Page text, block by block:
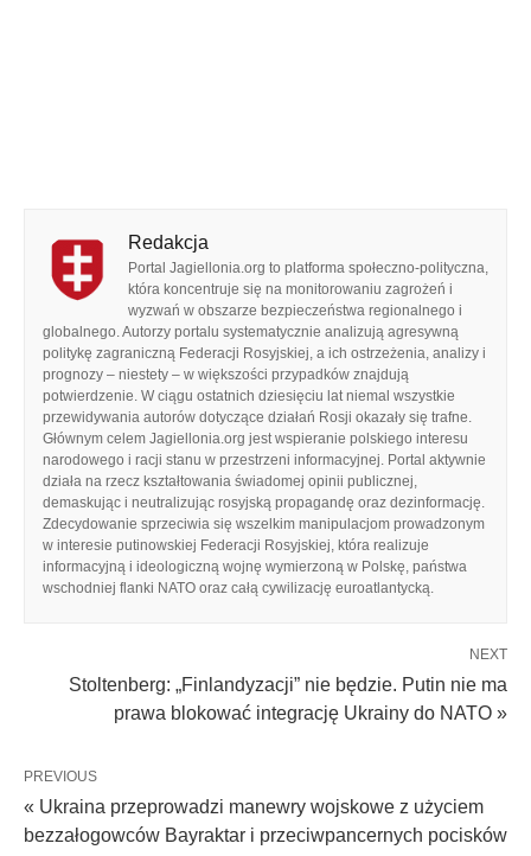
Redakcja
Portal Jagiellonia.org to platforma społeczno-polityczna,
która koncentruje się na monitorowaniu zagrożeń i
wyzwań w obszarze bezpieczeństwa regionalnego i
globalnego. Autorzy portalu systematycznie analizują agresywną
politykę zagraniczną Federacji Rosyjskiej, a ich ostrzeżenia, analizy i
prognozy – niestety – w większości przypadków znajdują
potwierdzenie. W ciągu ostatnich dziesięciu lat niemal wszystkie
przewidywania autorów dotyczące działań Rosji okazały się trafne.
Głównym celem Jagiellonia.org jest wspieranie polskiego interesu
narodowego i racji stanu w przestrzeni informacyjnej. Portal aktywnie
działa na rzecz kształtowania świadomej opinii publicznej,
demaskując i neutralizując rosyjską propagandę oraz dezinformację.
Zdecydowanie sprzeciwia się wszelkim manipulacjom prowadzonym
w interesie putinowskiej Federacji Rosyjskiej, która realizuje
informacyjną i ideologiczną wojnę wymierzoną w Polskę, państwa
wschodniej flanki NATO oraz całą cywilizację euroatlantycką.
NEXT
Stoltenberg: „Finlandyzacji” nie będzie. Putin nie ma
prawa blokować integrację Ukrainy do NATO »
PREVIOUS
« Ukraina przeprowadzi manewry wojskowe z użyciem
bezzałogowców Bayraktar i przeciwpancernych pocisków